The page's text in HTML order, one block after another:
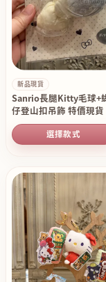
新品現貨
Sanrio長腿Kitty毛球+
仔登山扣吊飾 特價現貨
選擇款式